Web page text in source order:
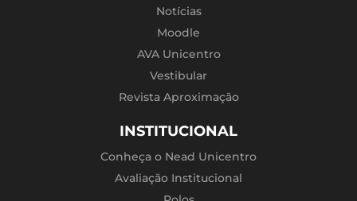
Notícias
Moodle
AVA Unicentro
Vestibular
Revista Aproximação
INSTITUCIONAL
Conheça o Nead Unicentro
Avaliação Institucional